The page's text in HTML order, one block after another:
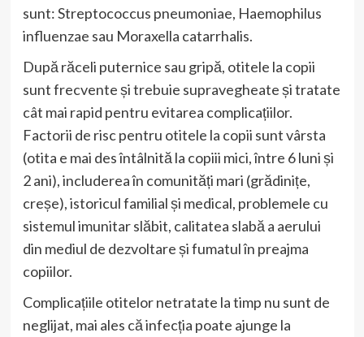
sunt: Streptococcus pneumoniae, Haemophilus
influenzae sau Moraxella catarrhalis.
După răceli puternice sau gripă, otitele la copii
sunt frecvente și trebuie supravegheate și tratate
cât mai rapid pentru evitarea complicațiilor.
Factorii de risc pentru otitele la copii sunt vârsta
(otita e mai des întâlnită la copiii mici, între 6 luni și
2 ani), includerea în comunități mari (grădinițe,
creșe), istoricul familial și medical, problemele cu
sistemul imunitar slăbit, calitatea slabă a aerului
din mediul de dezvoltare și fumatul în preajma
copiilor.
Complicațiile otitelor netratate la timp nu sunt de
neglijat, mai ales că infecția poate ajunge la